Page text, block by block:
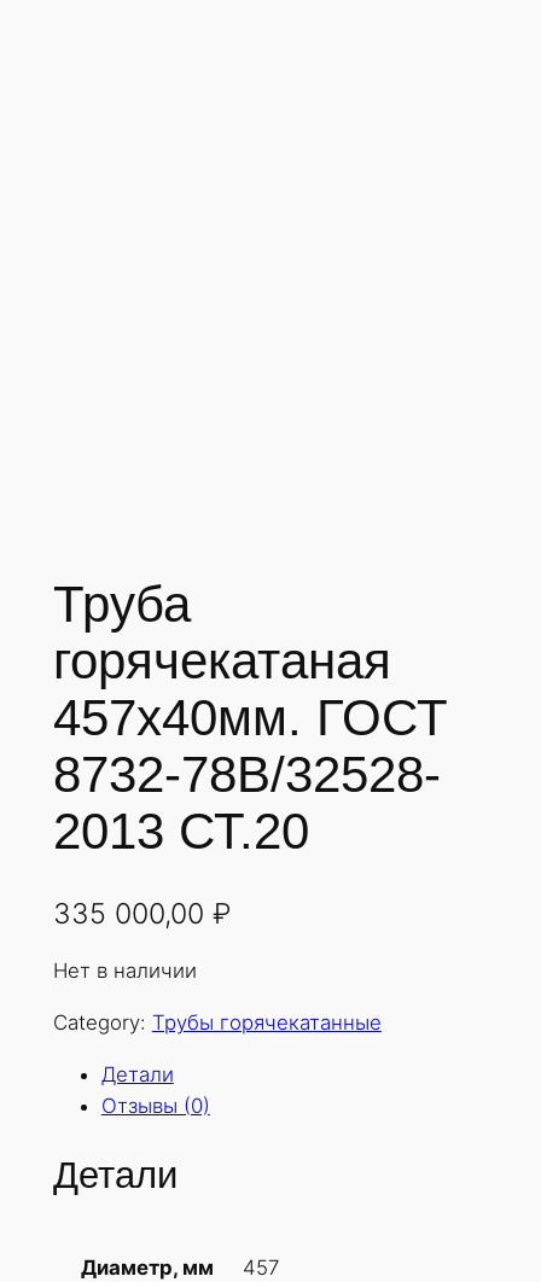
Труба
горячекатаная
457х40мм. ГОСТ
8732-78В/32528-
2013 СТ.20
335 000,00 ₽
Нет в наличии
Category: Трубы горячекатанные
Детали
Отзывы (0)
Детали
Диаметр, мм 457